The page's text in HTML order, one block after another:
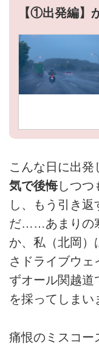
【①出発編】
こんな日に出発
気で後悔しつつ
し、もう引き
だ……あまりの
か、私（北岡
さドライブウェ
ずオール関越道
を採ってしまい
痛恨のミスコー